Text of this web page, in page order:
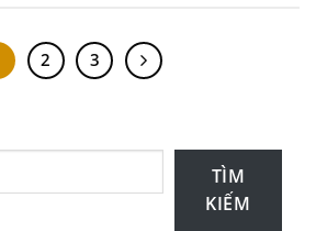
2 3
TÌM
KIẾM